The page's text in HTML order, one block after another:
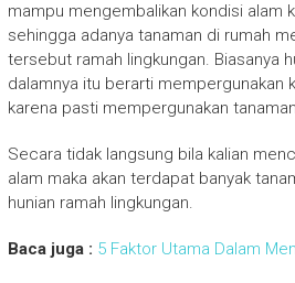
mampu mengembalikan kondisi alam
sehingga adanya tanaman di rumah
tersebut ramah lingkungan. Biasanya
dalamnya itu berarti mempergunakan
karena pasti mempergunakan
Secara tidak langsung bila kalian
alam maka akan terdapat banyak
hunian ramah lingkungan.
Baca juga : 5 Faktor Utama Dalam